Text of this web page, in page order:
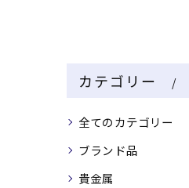
カテゴリー
全てのカテゴリー
ブランド品
貴金属